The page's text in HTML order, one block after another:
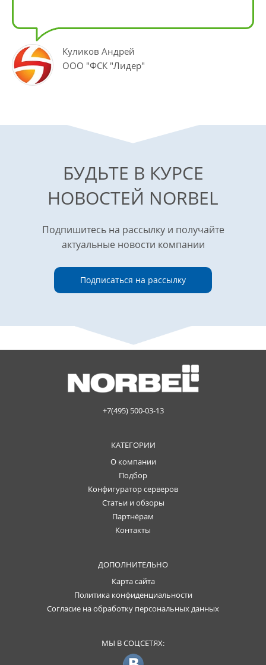
Куликов Андрей
ООО "ФСК "Лидер"
БУДЬТЕ В КУРСЕ
НОВОСТЕЙ NORBEL
Подпишитесь на рассылку и получайте
актуальные новости компании
Подписаться на рассылку
+7(495) 500-03-13
КАТЕГОРИИ
О компании
Подбор
Конфигуратор серверов
Статьи и обзоры
Партнёрам
Контакты
ДОПОЛНИТЕЛЬНО
Карта сайта
Политика конфиденциальности
Согласие на обработку персональных данных
МЫ В СОЦСЕТЯХ: